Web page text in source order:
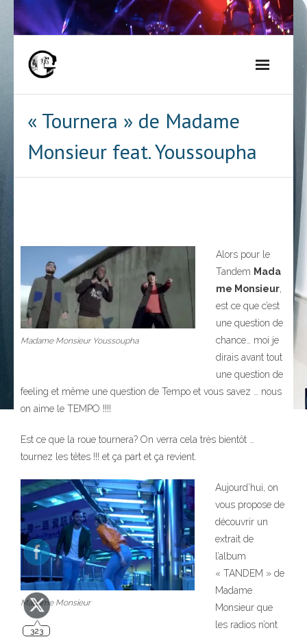
to
« Tournera » de Madame
Monsieur feat. Youssoupha
Madame Monsieur Youssoupha
Alors pour le
Tandem Mada
me Monsieur
est ce que c’est
une question de
chance… moi je
dirais avant tout
une question de
feeling et même une question de Tempo et vous savez … nous
on aime le TEMPO !!!!
Est ce que la roue tournera? On verra cela très bientôt …
tournez les têtes !!! et ça part et ça revient.
Madame Monsieur
Aujourd’hui, on
vous propose de
découvrir un
extrait de
l’album
« TANDEM » de
Madame
Monsieur que
les radios n’ont
323
140